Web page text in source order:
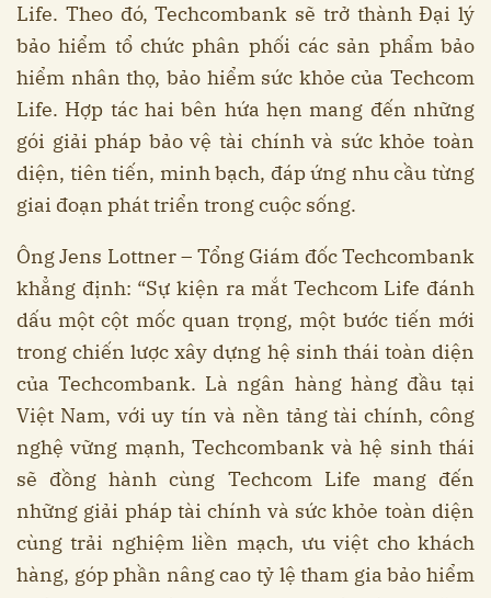
Life. Theo đó, Techcombank sẽ trở thành Đại lý
bảo hiểm tổ chức phân phối các sản phẩm bảo
hiểm nhân thọ, bảo hiểm sức khỏe của Techcom
Life. Hợp tác hai bên hứa hẹn mang đến những
gói giải pháp bảo vệ tài chính và sức khỏe toàn
diện, tiên tiến, minh bạch, đáp ứng nhu cầu từng
giai đoạn phát triển trong cuộc sống.
Ông Jens Lottner – Tổng Giám đốc Techcombank
khẳng định: “Sự kiện ra mắt Techcom Life đánh
dấu một cột mốc quan trọng, một bước tiến mới
trong chiến lược xây dựng hệ sinh thái toàn diện
của Techcombank. Là ngân hàng hàng đầu tại
Việt Nam, với uy tín và nền tảng tài chính, công
nghệ vững mạnh, Techcombank và hệ sinh thái
sẽ đồng hành cùng Techcom Life mang đến
những giải pháp tài chính và sức khỏe toàn diện
cùng trải nghiệm liền mạch, ưu việt cho khách
hàng, góp phần nâng cao tỷ lệ tham gia bảo hiểm